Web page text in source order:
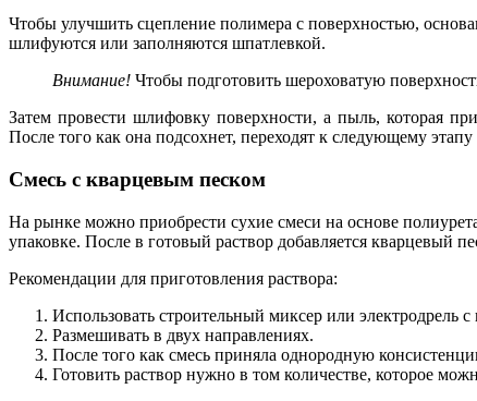
Чтобы улучшить сцепление полимера с поверхностью,
шлифуются или заполняются шпатлевкой.
Внимание! Чтобы подготовить шероховатую
Затем провести шлифовку поверхности, а пыль, которая
После того как она подсохнет, переходят к следующему этапу
Смесь с кварцевым песком
На рынке можно приобрести сухие смеси на основе
упаковке. После в готовый раствор добавляется кварцевый
Рекомендации для приготовления раствора:
Использовать строительный миксер или электродрель
Размешивать в двух направлениях.
После того как смесь приняла однородную
Готовить раствор нужно в том количестве, которое